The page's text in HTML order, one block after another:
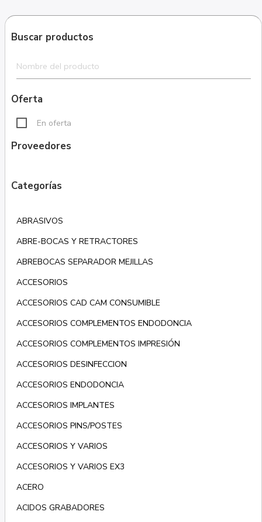
Buscar productos
Oferta
En oferta
Proveedores
Categorías
ABRASIVOS
ABRE-BOCAS Y RETRACTORES
ABREBOCAS SEPARADOR MEJILLAS
ACCESORIOS
ACCESORIOS CAD CAM CONSUMIBLE
ACCESORIOS COMPLEMENTOS ENDODONCIA
ACCESORIOS COMPLEMENTOS IMPRESIÓN
ACCESORIOS DESINFECCION
ACCESORIOS ENDODONCIA
ACCESORIOS IMPLANTES
ACCESORIOS PINS/POSTES
ACCESORIOS Y VARIOS
ACCESORIOS Y VARIOS EX3
ACERO
ACIDOS GRABADORES